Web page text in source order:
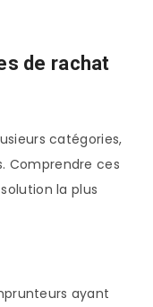
de rachat
catégories,
Comprendre ces
la plus
ayant